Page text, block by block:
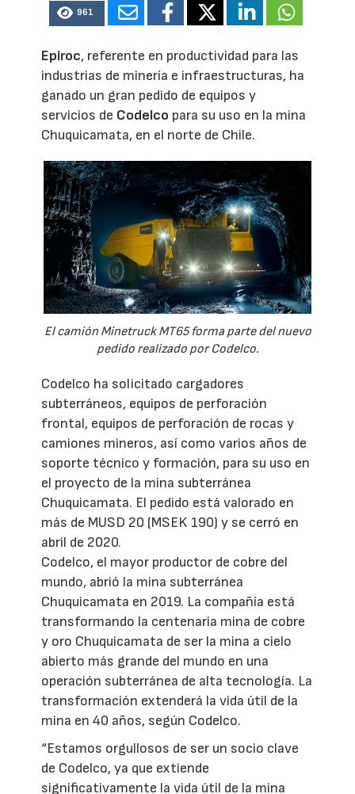
961
Epiroc, referente en productividad para las
industrias de minería e infraestructuras, ha
ganado un gran pedido de equipos y
servicios de Codelco para su uso en la mina
Chuquicamata, en el norte de Chile.
El camión Minetruck MT65 forma parte del nuevo
pedido realizado por Codelco.
Codelco ha solicitado cargadores
subterráneos, equipos de perforación
frontal, equipos de perforación de rocas y
camiones mineros, así como varios años de
soporte técnico y formación, para su uso en
el proyecto de la mina subterránea
Chuquicamata. El pedido está valorado en
más de MUSD 20 (MSEK 190) y se cerró en
abril de 2020.
Codelco, el mayor productor de cobre del
mundo, abrió la mina subterránea
Chuquicamata en 2019. La compañía está
transformando la centenaria mina de cobre
y oro Chuquicamata de ser la mina a cielo
abierto más grande del mundo en una
operación subterránea de alta tecnología. La
transformación extenderá la vida útil de la
mina en 40 años, según Codelco.
“Estamos orgullosos de ser un socio clave
de Codelco, ya que extiende
significativamente la vida útil de la mina